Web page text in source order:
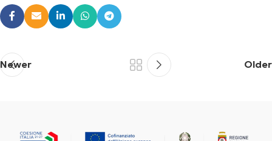
Newer Older